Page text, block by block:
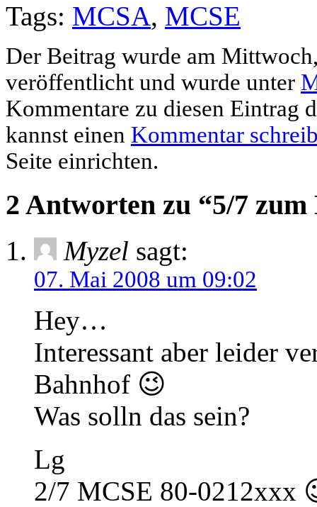
Tags: MCSA, MCSE
Der Beitrag wurde am
veröffentlicht und wurde unter
Kommentare zu diesen Eintrag
kannst einen Kommentar
Seite einrichten.
2 Antworten zu “5/7
Myzel sagt:
07. Mai 2008 um 09:02
Hey…
Interessant aber leider
Bahnhof 😉
Was solln das sein?
Lg
2/7 MCSE 80-0212xxx